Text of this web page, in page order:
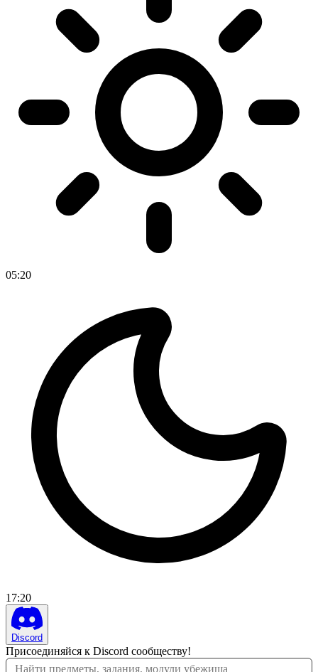
05:20
17:20
Discord
Присоединяйся к Discord сообществу!